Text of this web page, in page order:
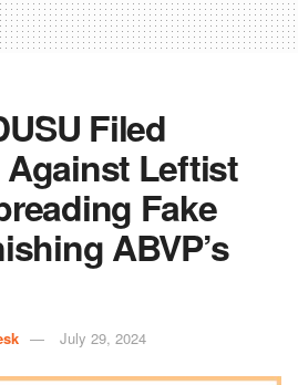
Filed
Leftist
Fake
ABVP’s
July 29, 2024